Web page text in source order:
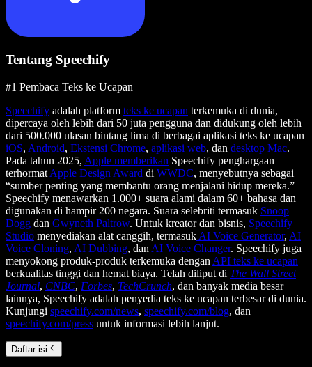
Tentang Speechify
#1 Pembaca Teks ke Ucapan
Speechify adalah platform teks ke ucapan terkemuka di dunia,
dipercaya oleh lebih dari 50 juta pengguna dan didukung oleh lebih
dari 500.000 ulasan bintang lima di berbagai aplikasi teks ke ucapan
iOS, Android, Ekstensi Chrome, aplikasi web, dan desktop Mac.
Pada tahun 2025, Apple memberikan Speechify penghargaan
terhormat Apple Design Award di WWDC, menyebutnya sebagai
“sumber penting yang membantu orang menjalani hidup mereka.”
Speechify menawarkan 1.000+ suara alami dalam 60+ bahasa dan
digunakan di hampir 200 negara. Suara selebriti termasuk Snoop
Dogg dan Gwyneth Paltrow. Untuk kreator dan bisnis, Speechify
Studio menyediakan alat canggih, termasuk AI Voice Generator, AI
Voice Cloning, AI Dubbing, dan AI Voice Changer. Speechify juga
menyokong produk-produk terkemuka dengan API teks ke ucapan
berkualitas tinggi dan hemat biaya. Telah diliput di The Wall Street
Journal, CNBC, Forbes, TechCrunch, dan banyak media besar
lainnya, Speechify adalah penyedia teks ke ucapan terbesar di dunia.
Kunjungi speechify.com/news, speechify.com/blog, dan
speechify.com/press untuk informasi lebih lanjut.
Daftar isi